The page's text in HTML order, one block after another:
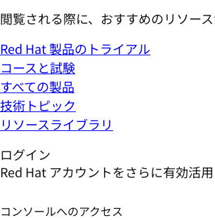
閲覧される際に、おすすめのリソース
Red Hat 製品のトライアル
コースと試験
すべての製品
技術トピック
リソースライブラリ
ログイン
Red Hat アカウントをさらに有効活用
コンソールへのアクセス